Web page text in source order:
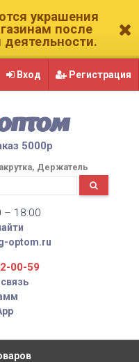
украшения
после
Вход Регистрация
5000р
Держатель
– 18:00
optom.ru
00-59